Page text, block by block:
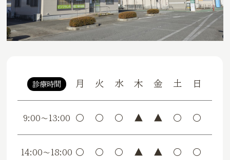
診療時間 月 火 水 木 金 土 日
9:00〜13:00 〇 〇 〇 ▲ ▲ 〇 〇
14:00〜18:00 〇 〇 〇 ▲ ▲ 〇 〇